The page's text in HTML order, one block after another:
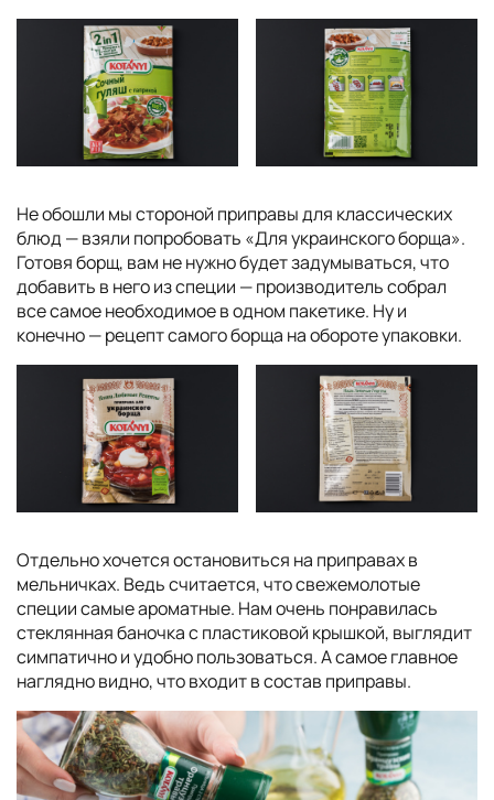
Не обошли мы стороной приправы для классических
блюд — взяли попробовать «Для украинского борща».
Готовя борщ, вам не нужно будет задумываться, что
добавить в него из специи — производитель собрал
все самое необходимое в одном пакетике. Ну и
конечно — рецепт самого борща на обороте упаковки.
Отдельно хочется остановиться на приправах в
мельничках. Ведь считается, что свежемолотые
специи самые ароматные. Нам очень понравилась
стеклянная баночка с пластиковой крышкой, выглядит
симпатично и удобно пользоваться. А самое главное
наглядно видно, что входит в состав приправы.